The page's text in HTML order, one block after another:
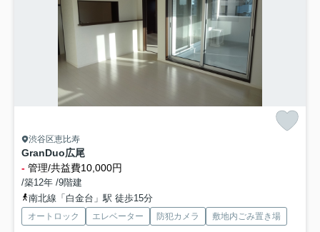
渋谷区恵比寿
GranDuo広尾
- 管理/共益費10,000円
/築12年 /9階建
南北線「白金台」駅 徒歩15分
オートロック エレベーター 防犯カメラ 敷地内ごみ置き場